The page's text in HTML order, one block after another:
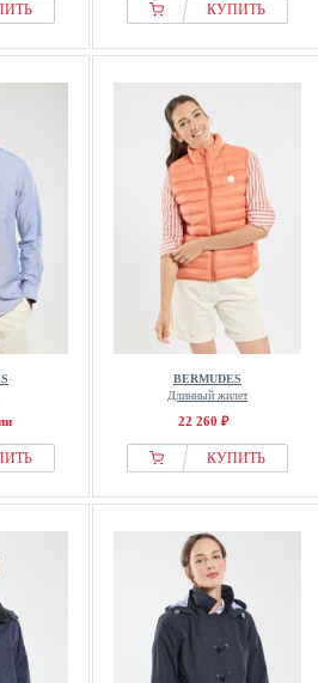
КУПИТЬ
BERMUDES
Длинный жилет
22 260 ₽
КУПИТЬ